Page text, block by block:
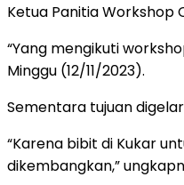
Ketua Panitia Workshop
“Yang mengikuti
Minggu (12/11/2023).
Sementara tujuan
“Karena bibit di Kukar
dikembangkan,”